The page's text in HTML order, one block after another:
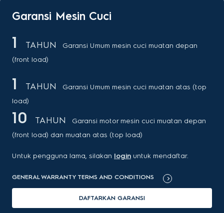
Garansi Mesin Cuci
1 TAHUN
Garansi Umum mesin cuci muatan depan
(front load)
1 TAHUN
Garansi Umum mesin cuci muatan atas (top
load)
10 TAHUN
Garansi motor mesin cuci muatan depan
(front load) dan muatan atas (top load)
Untuk pengguna lama, silakan login untuk mendaftar.
GENERAL WARRANTY TERMS AND CONDITIONS
DAFTARKAN GARANSI